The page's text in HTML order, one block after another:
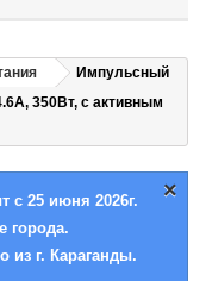
Импульсный
350Вт, с активным
×
с 25 июня 2026г.
города.
из г. Караганды.